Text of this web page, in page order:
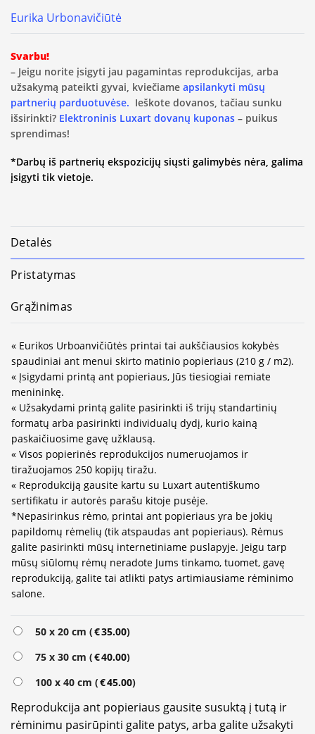
Eurika Urbonavičiūtė
Svarbu!
– Jeigu norite įsigyti jau pagamintas reprodukcijas, arba
užsakymą pateikti gyvai, kviečiame apsilankyti mūsų
partnerių parduotuvėse. Ieškote dovanos, tačiau sunku
išsirinkti? Elektroninis Luxart dovanų kuponas – puikus
sprendimas!
*Darbų iš partnerių ekspozicijų siųsti galimybės nėra, galima
įsigyti tik vietoje.
Detalės
Pristatymas
Grąžinimas
« Eurikos Urboanvičiūtės printai tai aukščiausios kokybės
spaudiniai ant menui skirto matinio popieriaus (210 g / m2).
« Įsigydami printą ant popieriaus, Jūs tiesiogiai remiate
menininkę.
« Užsakydami printą galite pasirinkti iš trijų standartinių
formatų arba pasirinkti individualų dydį, kurio kainą
paskaičiuosime gavę užklausą.
« Visos popierinės reprodukcijos numeruojamos ir
tiražuojamos 250 kopijų tiražu.
« Reprodukciją gausite kartu su Luxart autentiškumo
sertifikatu ir autorės parašu kitoje pusėje.
*Nepasirinkus rėmo, printai ant popieriaus yra be jokių
papildomų rėmelių (tik atspaudas ant popieriaus). Rėmus
galite pasirinkti mūsų internetiniame puslapyje. Jeigu tarp
mūsų siūlomų rėmų neradote Jums tinkamo, tuomet, gavę
reprodukciją, galite tai atlikti patys artimiausiame rėminimo
salone.
50 x 20 cm (€35.00)
75 x 30 cm (€40.00)
100 x 40 cm (€45.00)
Reprodukcija ant popieriaus gausite susuktą į tutą ir
rėminimu pasirūpinti galite patys, arba galite užsakyti
Alternative: